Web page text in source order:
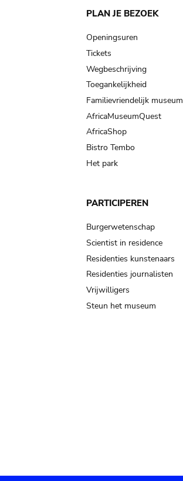
Main
navigation
PLAN JE BEZOEK
Openingsuren
Tickets
Wegbeschrijving
Toegankelijkheid
Familievriendelijk museum
AfricaMuseumQuest
AfricaShop
Bistro Tembo
Het park
PARTICIPEREN
Burgerwetenschap
Scientist in residence
Residenties kunstenaars
Residenties journalisten
Vrijwilligers
Steun het museum